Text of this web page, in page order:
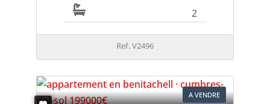
2
Ref. V2496
A VENDRE